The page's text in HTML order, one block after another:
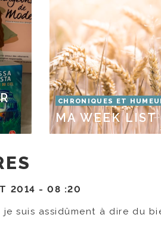
CHRONIQUES ET
MA WEEK
2014 -08 :20
suis assidûment à dire du